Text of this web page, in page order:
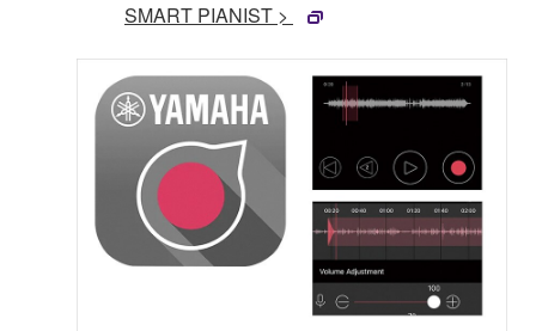
SMART PIANIST >